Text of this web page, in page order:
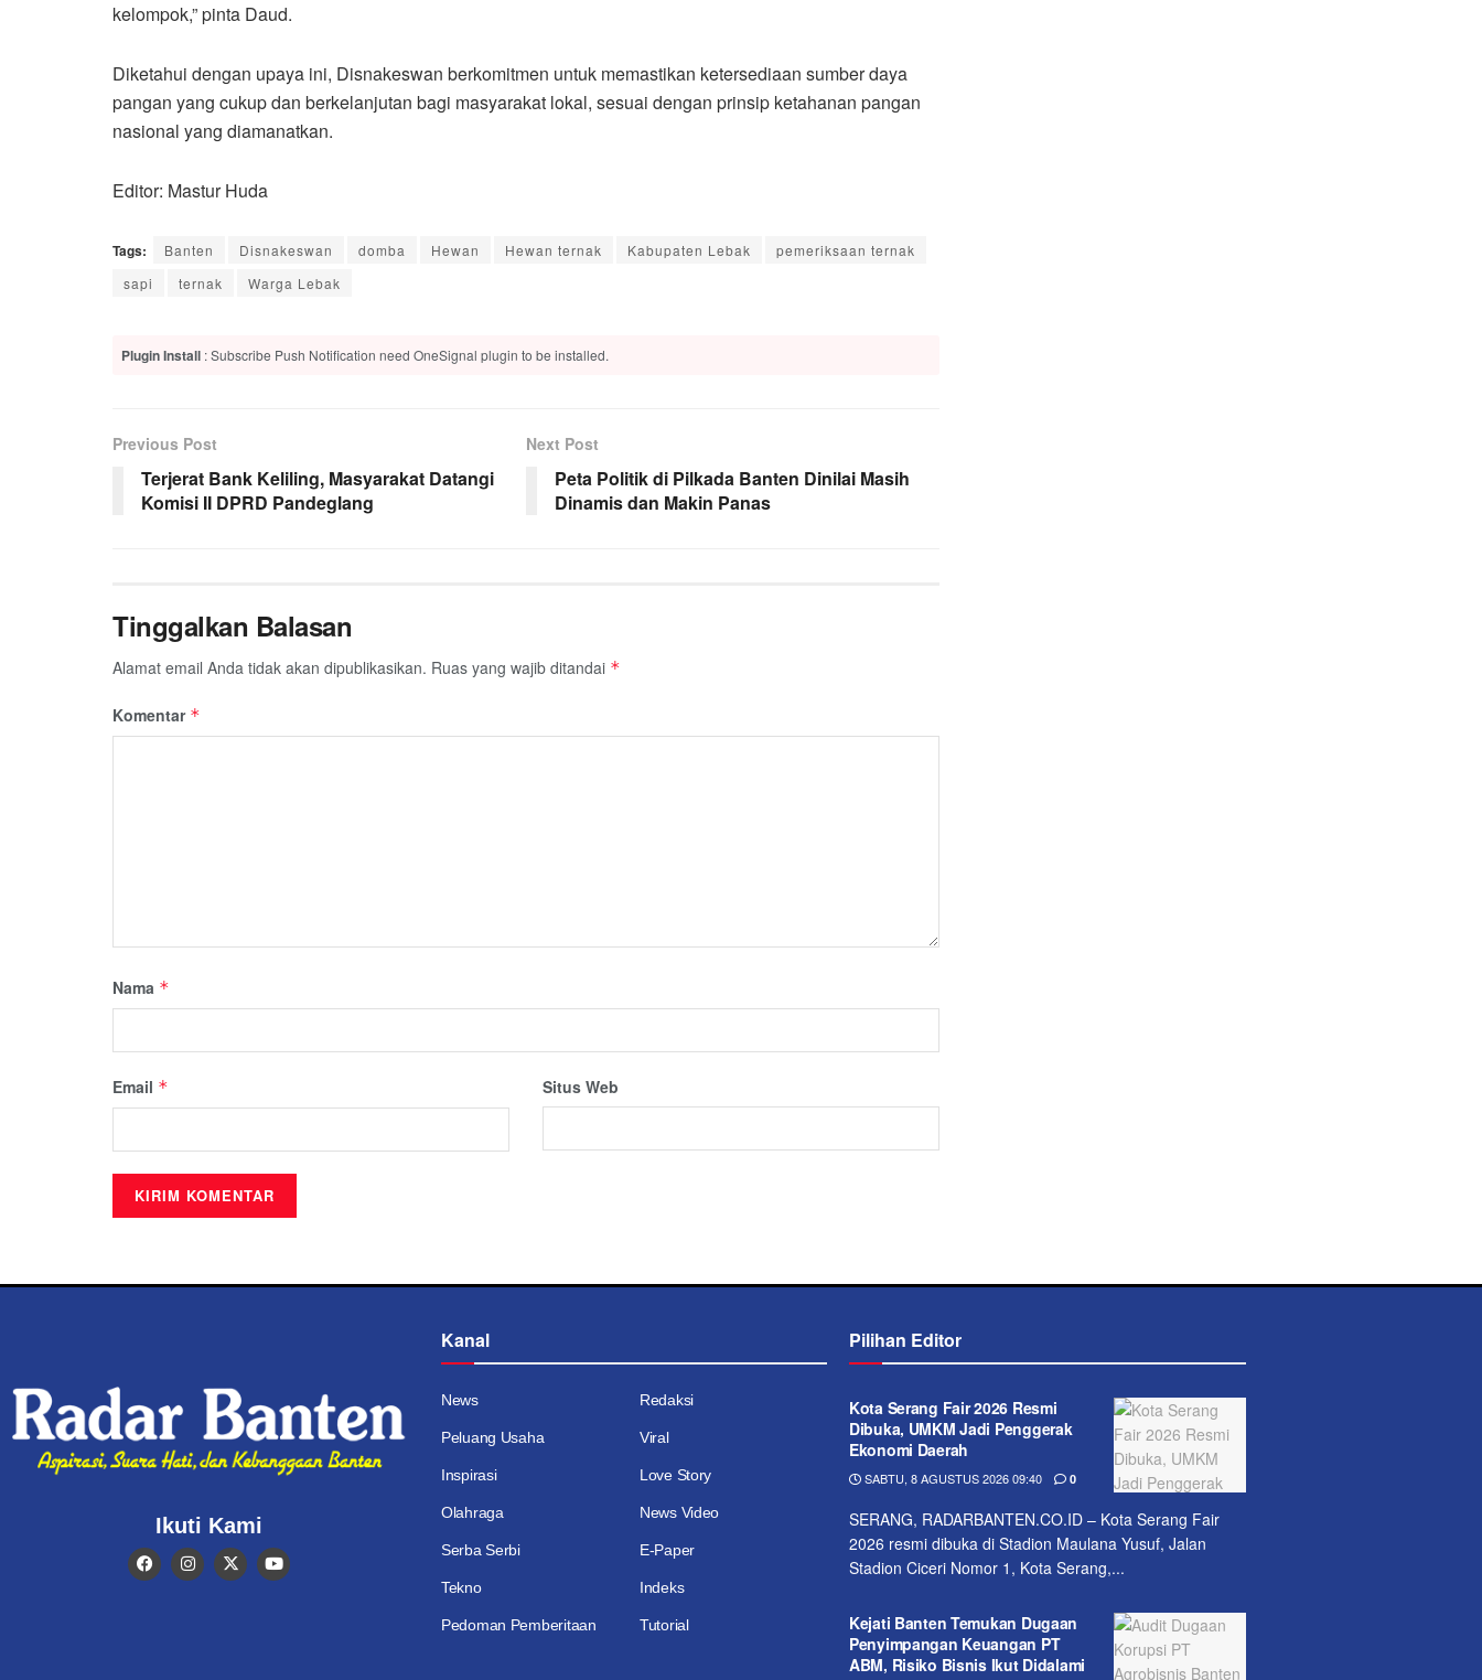
kelompok,” pinta Daud.
Diketahui dengan upaya ini, Disnakeswan berkomitmen untuk memastikan ketersediaan sumber daya
pangan yang cukup dan berkelanjutan bagi masyarakat lokal, sesuai dengan prinsip ketahanan pangan
nasional yang diamanatkan.
Editor: Mastur Huda
Tags: Banten Disnakeswan domba Hewan Hewan ternak Kabupaten Lebak
pemeriksaan ternak
sapi
ternak Warga Lebak
Plugin Install : Subscribe Push Notification need OneSignal plugin to be installed.
Previous Post
Terjerat Bank Keliling, Masyarakat Datangi
Komisi II DPRD Pandeglang
Next Post
Peta Politik di Pilkada Banten Dinilai Masih
Dinamis dan Makin Panas
Tinggalkan Balasan
Alamat email Anda tidak akan dipublikasikan. Ruas yang wajib ditandai *
Komentar *
Nama *
Email * Situs Web
Ikuti Kami
Kanal
News Redaksi
Peluang Usaha Viral
Inspirasi Love Story
Olahraga News Video
Serba Serbi E-Paper
Tekno
Pedoman Pemberitaan
Indeks
Tutorial
Pilihan Editor
Kota Serang Fair 2026 Resmi
Dibuka, UMKM Jadi Penggerak
Ekonomi Daerah
SABTU, 8 AGUSTUS 2026 09:40 0
SERANG, RADARBANTEN.CO.ID – Kota Serang Fair
2026 resmi dibuka di Stadion Maulana Yusuf, Jalan
Stadion Ciceri Nomor 1, Kota Serang,...
Kejati Banten Temukan Dugaan
Penyimpangan Keuangan PT
ABM, Risiko Bisnis Ikut Didalami